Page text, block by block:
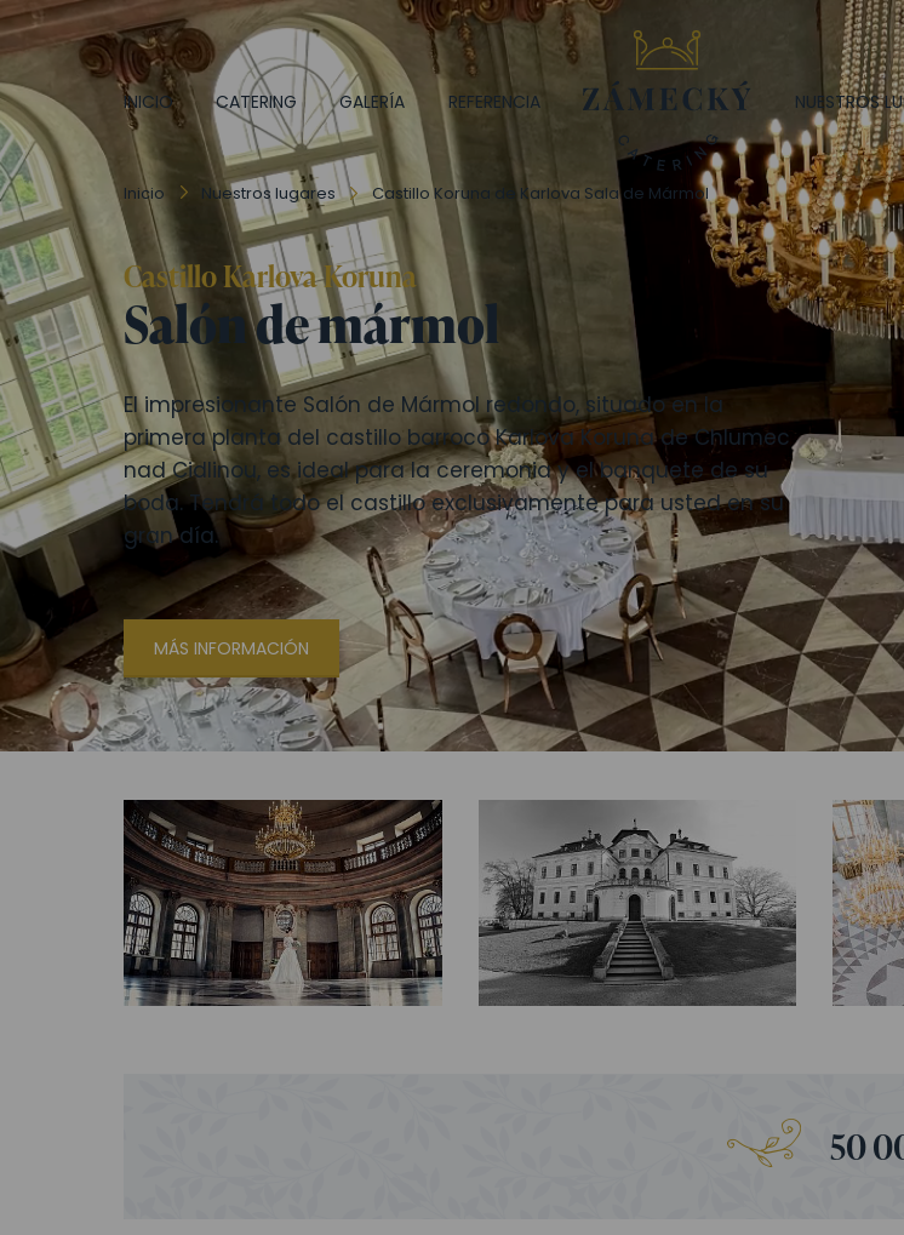
INICIO CATERING GALERÍA REFERENCIA NUESTROS
Inicio Nuestros lugares Castillo Koruna de Karlova Sala de Mármol
Castillo Karlova Koruna
Salón de mármol
El impresionante Salón de Mármol redondo, situado en la
primera planta del castillo barroco Karlova Koruna de Chlumec
nad Cidlinou, es ideal para la ceremonia y el banquete de su
boda. Tendrá todo el castillo exclusivamente para usted en su
gran día.
MÁS INFORMACIÓN
50